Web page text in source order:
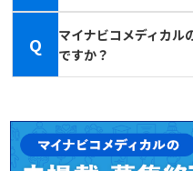
Q
マイナビコメディカル
ですか？